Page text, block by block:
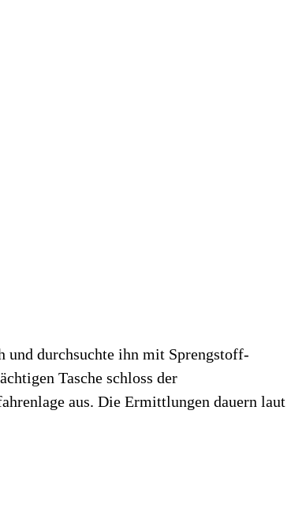
und durchsuchte ihn mit Sprengstoff-
Tasche schloss der
aus. Die Ermittlungen dauern laut